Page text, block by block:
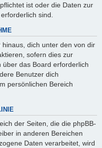
ist oder die Daten zur
sind.
dich unter den von dir
sofern dies zur
das Board erforderlich
Benutzer dich
persönlichen Bereich
der Seiten, die die phpBB-
in anderen Bereichen
Daten verarbeitet, wird